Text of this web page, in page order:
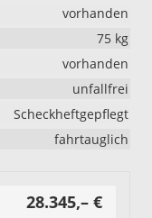
vorhanden
75 kg
vorhanden
unfallfrei
Scheckheftgepflegt
fahrtauglich
28.345,– €